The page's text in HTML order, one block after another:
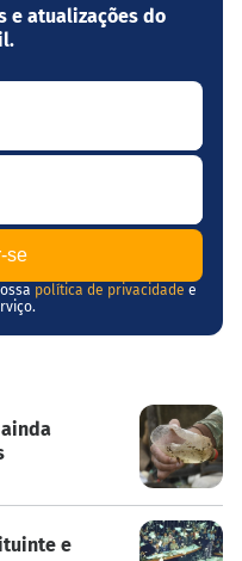
e atualizações do
política de privacidade e
e